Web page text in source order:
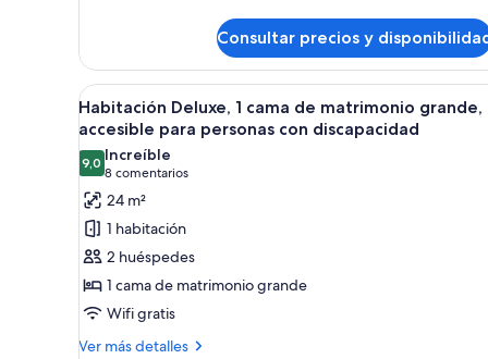
Deluxe,
bañera
de
hidromasaje
Suite)
Consultar precios y
Abrir
todas
las
fotos
de
Habitación
Deluxe,
1
cama
de
matrimonio
Un dormitorio moderno con
5
Habitación Deluxe, 1 cama de matrimonio grande,
accesible para personas con discapacidad
9,09,0 de 10
Increíble
8 comentarios
(8 comentarios)
24 m²
1 habitación
2 huéspedes
1 cama de matrimonio grande
Wifi gratis
Ver más detalles
Más